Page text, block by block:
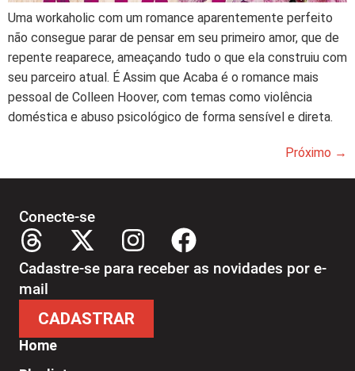
Uma workaholic com um romance aparentemente perfeito
não consegue parar de pensar em seu primeiro amor, que de
repente reaparece, ameaçando tudo o que ela construiu com
seu parceiro atual. É Assim que Acaba é o romance mais
pessoal de Colleen Hoover, com temas como violência
doméstica e abuso psicológico de forma sensível e direta.
Próximo →
Home
Conecte-se
Cadastre-se para receber as novidades por e-
mail
CADASTRAR